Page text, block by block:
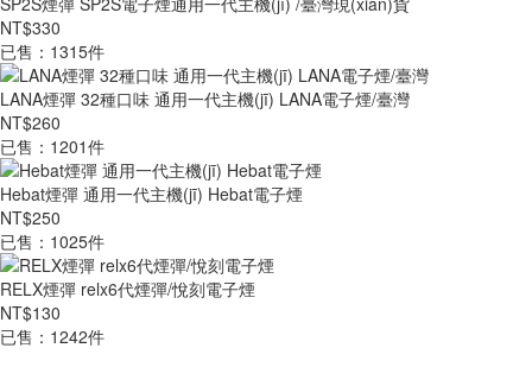
NT$330
已售：1315件
LANA煙彈 32種口味 通用一代主機(jī) LANA電子煙/臺灣
NT$260
已售：1201件
Hebat煙彈 通用一代主機(jī) Hebat電子煙
NT$250
已售：1025件
RELX煙彈 relx6代煙彈/悅刻電子煙
NT$130
已售：1242件